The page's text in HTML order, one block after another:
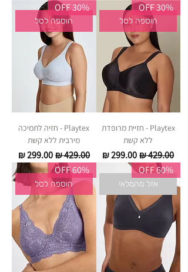
הוספה לסל
30% OFF
Playtex - חזיית מרופדת
ללא קשת
מחיר רגיל‏429.00 ‏₪ מחיר מבצע
הוספה לסל
30% OFF
Playtex - חזיה לתמיכה
מירבית ללא קשת
מחיר רגיל‏429.00 ‏₪ מחיר מבצע‏299.00 ‏₪
אזל מהמלאי
60% OFF
הוספה לסל
60% OFF